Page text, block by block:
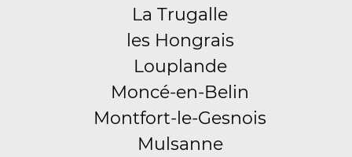
La Trugalle
les Hongrais
Louplande
Moncé-en-Belin
Montfort-le-Gesnois
Mulsanne